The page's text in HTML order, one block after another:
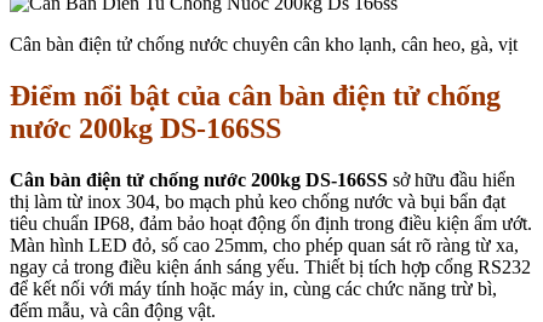
Cân bàn điện tử chống nước chuyên cân kho lạnh, cân heo, gà, vịt
Điểm nổi bật của cân bàn điện tử chống
nước 200kg DS-166SS
Cân bàn điện tử chống nước 200kg DS-166SS sở hữu đầu hiển
thị làm từ inox 304, bo mạch phủ keo chống nước và bụi bẩn đạt
tiêu chuẩn IP68, đảm bảo hoạt động ổn định trong điều kiện ẩm ướt.
Màn hình LED đỏ, số cao 25mm, cho phép quan sát rõ ràng từ xa,
ngay cả trong điều kiện ánh sáng yếu. Thiết bị tích hợp cổng RS232
để kết nối với máy tính hoặc máy in, cùng các chức năng trừ bì,
đếm mẫu, và cân động vật.